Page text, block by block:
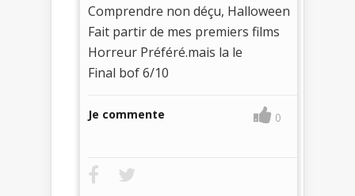
Comprendre non déçu, Halloween
Fait partir de mes premiers films
Horreur Préféré.mais la le
Final bof 6/10
Je commente 0